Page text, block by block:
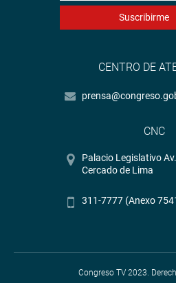
Suscribirme
CENTRO DE
CNC
Palacio Legislativo
Cercado de Lima
311-7777 (Anexo
Congreso TV 2023.